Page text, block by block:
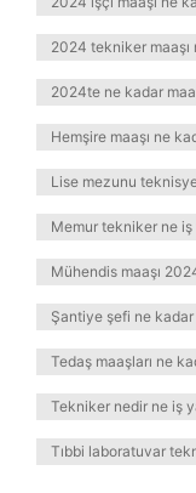
2024 tekniker maaşı
2024te ne kadar
Hemşire maaşı ne
Lise mezunu
Memur tekniker ne
Mühendis maaşı
Şantiye şefi ne kadar
Tedaş maaşları ne
Tekniker nedir ne iş
Tıbbi laboratuvar